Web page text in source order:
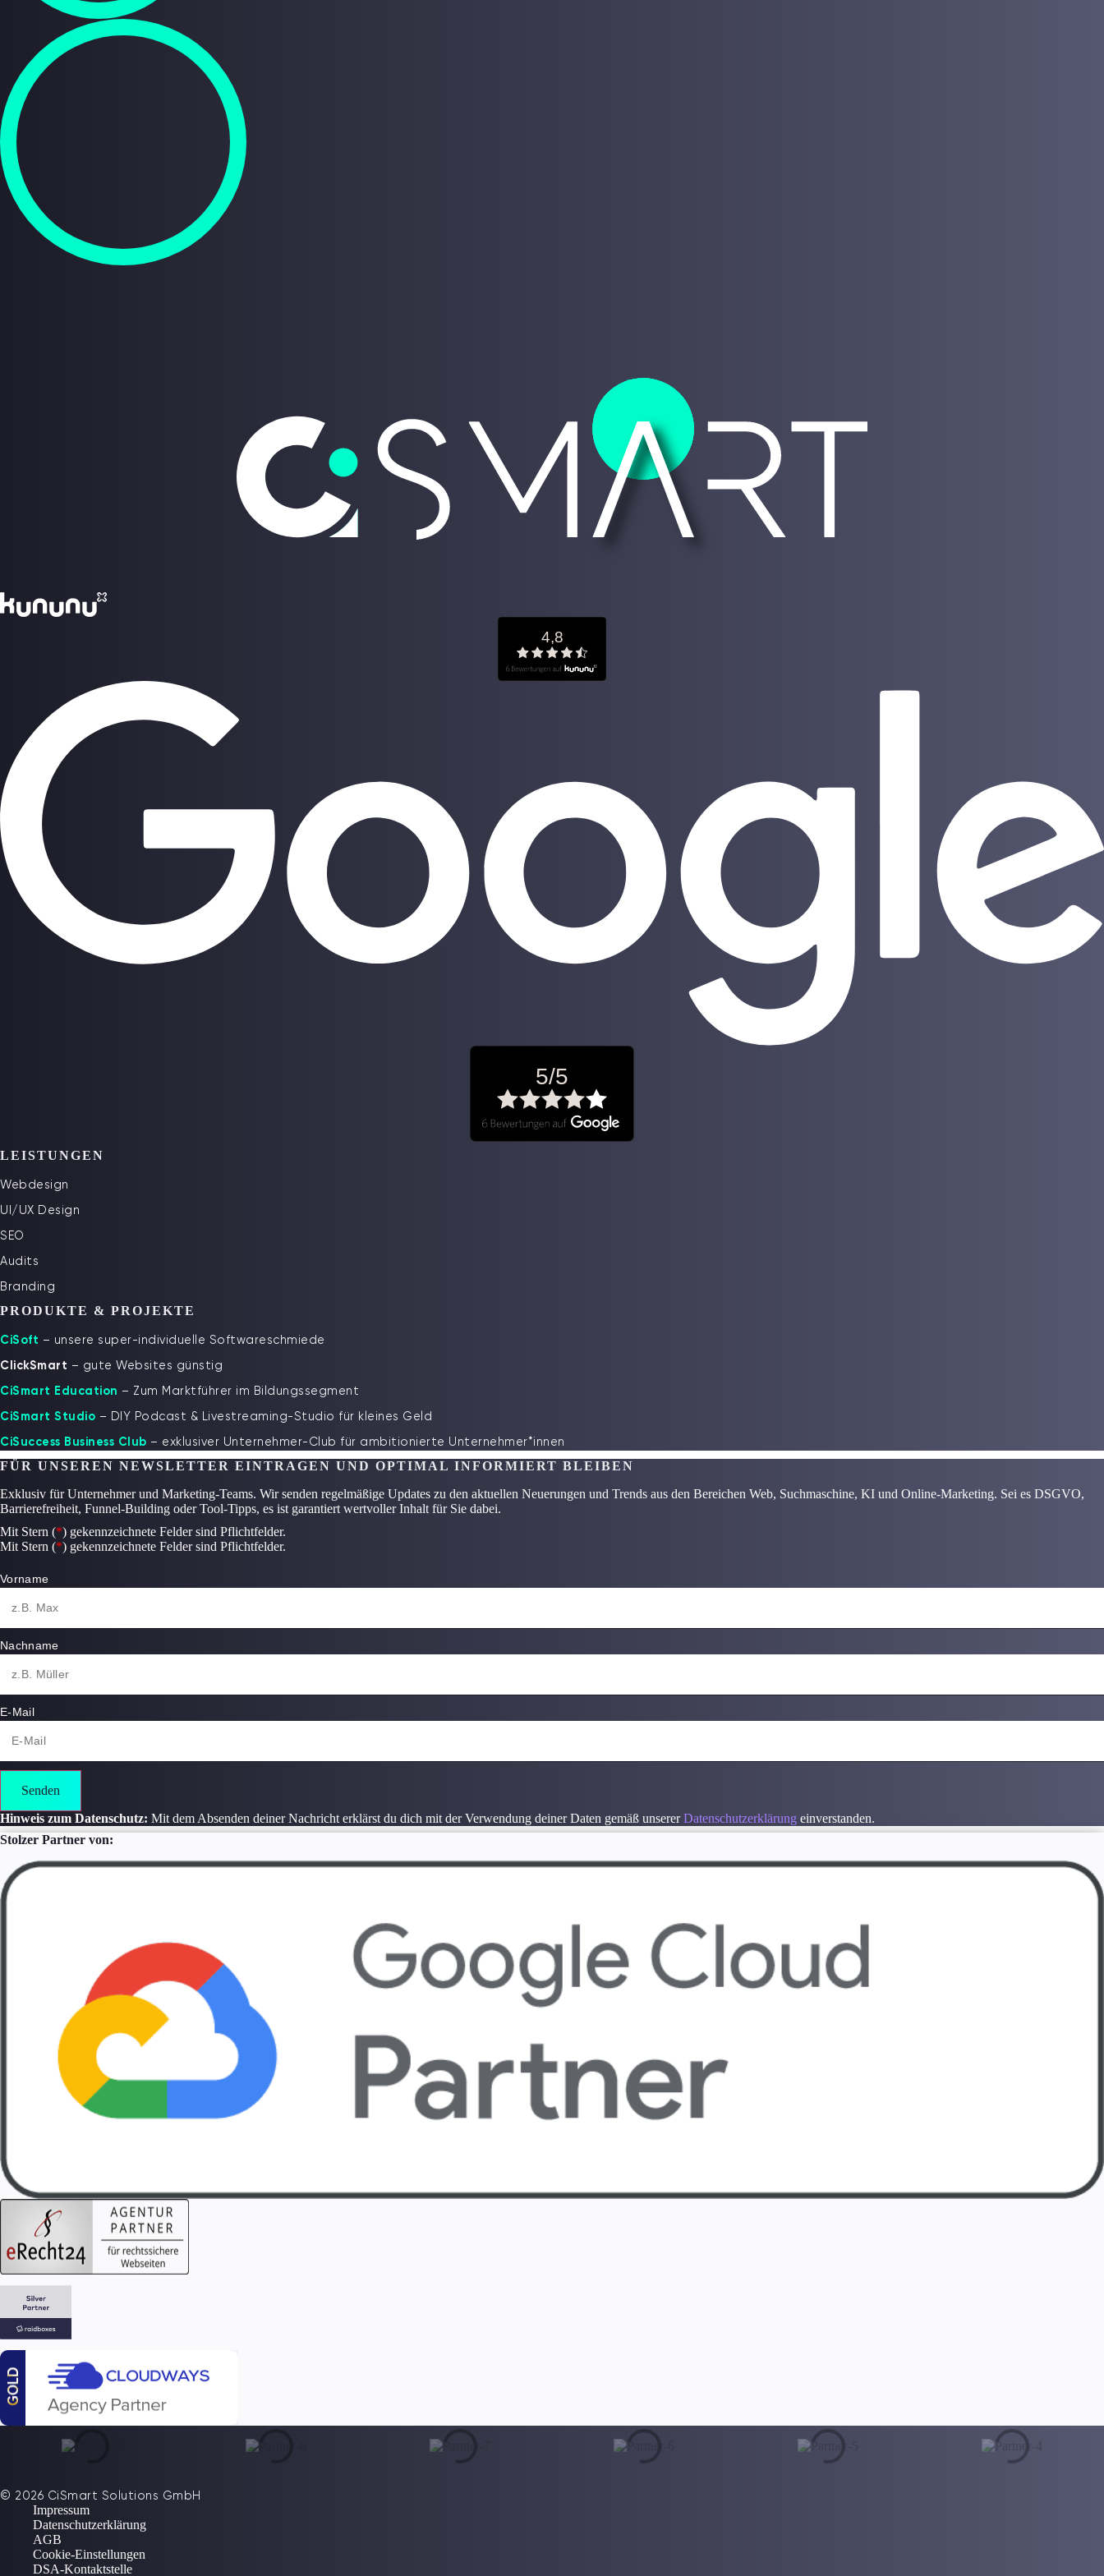
LEISTUNGEN
Webdesign
UI/UX Design
SEO
Audits
Branding
PRODUKTE & PROJEKTE
CiSoft – unsere super-individuelle Softwareschmiede
ClickSmart – gute Websites günstig
CiSmart Education – Zum Marktführer im Bildungssegment
CiSmart Studio – DIY Podcast & Livestreaming-Studio für kleines Geld
CiSuccess Business Club – exklusiver Unternehmer-Club für ambitionierte Unternehmer*innen
FÜR UNSEREN NEWSLETTER EINTRAGEN UND OPTIMAL INFORMIERT BLEIBEN
Exklusiv für Unternehmer und Marketing-Teams. Wir senden regelmäßige Updates zu den aktuellen Neuerungen und Trends aus den Bereichen Web, Suchmaschine, KI und Online-Marketing. Sei es DSGVO,
Barrierefreiheit, Funnel-Building oder Tool-Tipps, es ist garantiert wertvoller Inhalt für Sie dabei.
Mit Stern (*) gekennzeichnete Felder sind Pflichtfelder.
Mit Stern (*) gekennzeichnete Felder sind Pflichtfelder.
Vorname
Nachname
E-Mail
Senden
Hinweis zum Datenschutz: Mit dem Absenden deiner Nachricht erklärst du dich mit der Verwendung deiner Daten gemäß unsererDatenschutzerklärung einverstanden.
Stolzer Partner von:
© 2026 CiSmart Solutions GmbH
Impressum
Datenschutzerklärung
AGB
Cookie-Einstellungen
DSA-Kontaktstelle